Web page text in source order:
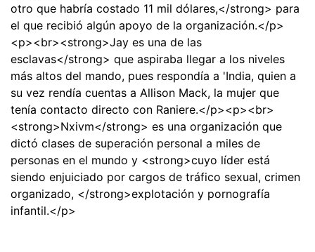
otro que habría costado 11 mil dólares,</strong> para
el que recibió algún apoyo de la organización.</p>
<p><br><strong>Jay es una de las
esclavas</strong> que aspiraba llegar a los niveles
más altos del mando, pues respondía a 'India, quien a
su vez rendía cuentas a Allison Mack, la mujer que
tenía contacto directo con Raniere.</p><p><br>
<strong>Nxivm</strong> es una organización que
dictó clases de superación personal a miles de
personas en el mundo y <strong>cuyo líder está
siendo enjuiciado por cargos de tráfico sexual, crimen
organizado, </strong>explotación y pornografía
infantil.</p>